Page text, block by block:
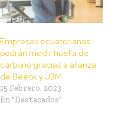
Empresas ecuatorianas
podrán medir huella de
carbono gracias a alianza
de Beeok y J3M
15 Febrero, 2023
En "Destacados"